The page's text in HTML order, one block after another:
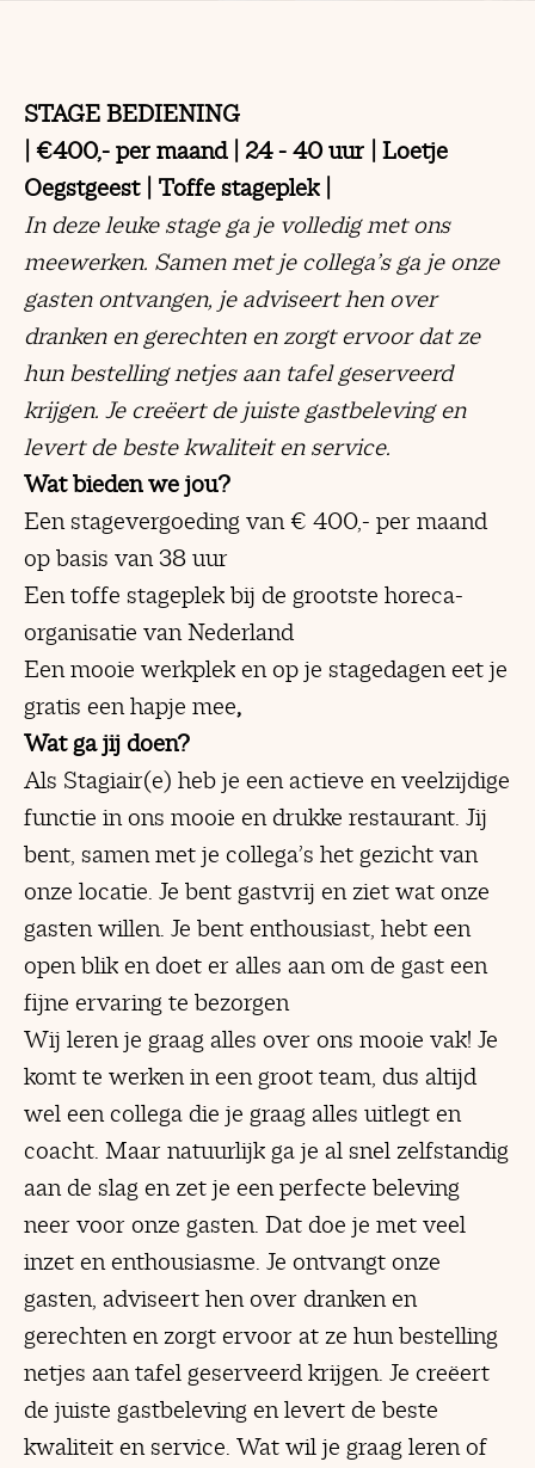
STAGE BEDIENING
| €400,- per maand | 24 - 40 uur | Loetje
Oegstgeest | Toffe stageplek |
In deze leuke stage ga je volledig met ons
meewerken. Samen met je collega’s ga je onze
gasten ontvangen, je adviseert hen over
dranken en gerechten en zorgt ervoor dat ze
hun bestelling netjes aan tafel geserveerd
krijgen. Je creëert de juiste gastbeleving en
levert de beste kwaliteit en service.
Wat bieden we jou?
Een stagevergoeding van € 400,- per maand
op basis van 38 uur
Een toffe stageplek bij de grootste horeca-
organisatie van Nederland
Een mooie werkplek en op je stagedagen eet je
gratis een hapje mee,
Wat ga jij doen?
Als Stagiair(e) heb je een actieve en veelzijdige
functie in ons mooie en drukke restaurant. Jij
bent, samen met je collega’s het gezicht van
onze locatie. Je bent gastvrij en ziet wat onze
gasten willen. Je bent enthousiast, hebt een
open blik en doet er alles aan om de gast een
fijne ervaring te bezorgen
Wij leren je graag alles over ons mooie vak! Je
komt te werken in een groot team, dus altijd
wel een collega die je graag alles uitlegt en
coacht. Maar natuurlijk ga je al snel zelfstandig
aan de slag en zet je een perfecte beleving
neer voor onze gasten. Dat doe je met veel
inzet en enthousiasme. Je ontvangt onze
gasten, adviseert hen over dranken en
gerechten en zorgt ervoor at ze hun bestelling
netjes aan tafel geserveerd krijgen. Je creëert
de juiste gastbeleving en levert de beste
kwaliteit en service. Wat wil je graag leren of